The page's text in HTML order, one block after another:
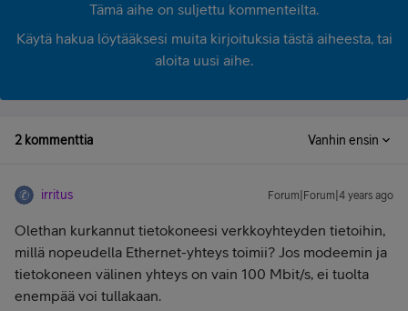
Tämä aihe on suljettu kommenteilta.
Käytä hakua löytääksesi muita kirjoituksia tästä aiheesta, tai
aloita uusi aihe.
2 kommenttia Vanhin ensin
irritus Forum|Forum|4 years ago
Olethan kurkannut tietokoneesi verkkoyhteyden tietoihin,
millä nopeudella Ethernet-yhteys toimii? Jos modeemin ja
tietokoneen välinen yhteys on vain 100 Mbit/s, ei tuolta
enempää voi tullakaan.